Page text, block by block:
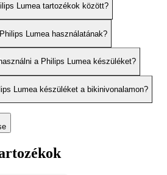
Lumea tartozékok között?
Lumea használatának?
a Philips Lumea készüléket?
Lumea készüléket a bikinivonalamon?